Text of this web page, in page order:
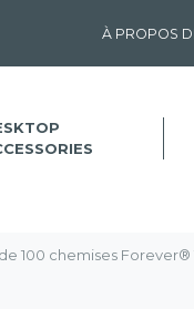
À PROPOS
100 chemises Forever®